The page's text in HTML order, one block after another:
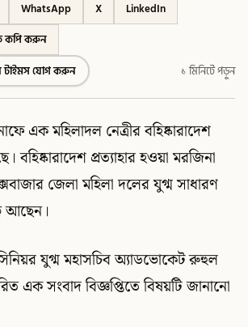
WhatsApp X
LinkedIn
কপি করুন
টাইমস যোগ করুন
১ মিনিটে পড়ুন
এক মহিলাদল নেত্রীর বহিষ্কারাদেশ
বহিষ্কারাদেশ প্রত্যাহার হওয়া মরজিনা
জেলা মহিলা দলের যুগ্ম সাধারণ
আছেন।
যুগ্ম মহাসচিব অ্যাডভোকেট রুহুল
এক সংবাদ বিজ্ঞপ্তিতে বিষয়টি জানানো